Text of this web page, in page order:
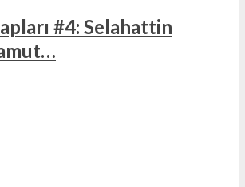
#4: Selahattin